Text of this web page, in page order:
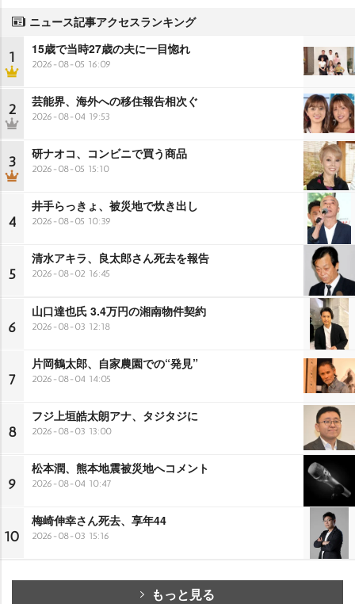
ニュース記事アクセスランキング
1 15歳で当時27歳の夫に一目惚れ
2026-08-05 16:09
2 芸能界、海外への移住報告相次ぐ
2026-08-04 19:53
3 研ナオコ、コンビニで買う商品
2026-08-05 15:10
4
井手らっきょ、被災地で炊き出し
2026-08-05 10:39
5
清水アキラ、良太郎さん死去を報告
2026-08-02 16:45
6
山口達也氏 3.4万円の湘南物件契約
2026-08-03 12:18
7
片岡鶴太郎、自家農園での“発見”
2026-08-04 14:05
8
フジ上垣皓太朗アナ、タジタジに
2026-08-03 13:00
9
松本潤、熊本地震被災地へコメント
2026-08-04 10:47
10
梅崎伸幸さん死去、享年44
2026-08-03 15:16
もっと見る